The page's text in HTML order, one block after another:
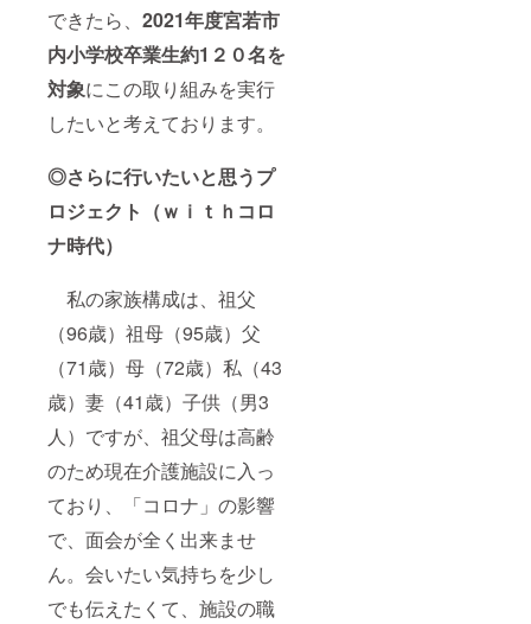
できたら、 2021年度宮若市
内小学校卒業生約1２０名を
対象にこの取り組みを実行
したいと考えております。
◎さらに行いたいと思うプ
ロジェクト（ｗｉｔｈコロ
ナ時代）
私の家族構成は、祖父
（96歳）祖母（95歳）父
（71歳）母（72歳）私（43
歳）妻（41歳）子供（男3
人）ですが、祖父母は高齢
のため現在介護施設に入っ
ており、「コロナ」の影響
で、面会が全く出来ませ
ん。会いたい気持ちを少し
でも伝えたくて、施設の職